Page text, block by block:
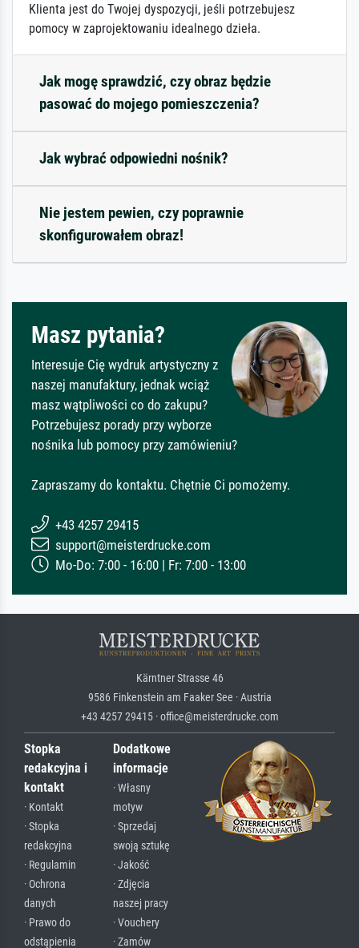
Klienta jest do Twojej dyspozycji, jeśli potrzebujesz
pomocy w zaprojektowaniu idealnego dzieła.
Jak mogę sprawdzić, czy obraz będzie
pasować do mojego pomieszczenia?
Jak wybrać odpowiedni nośnik?
Nie jestem pewien, czy poprawnie
skonfigurowałem obraz!
Masz pytania?
Interesuje Cię wydruk artystyczny z
naszej manufaktury, jednak wciąż
masz wątpliwości co do zakupu?
Potrzebujesz porady przy wyborze
nośnika lub pomocy przy zamówieniu?
Zapraszamy do kontaktu. Chętnie Ci pomożemy.
+43 4257 29415
support@meisterdrucke.com
Mo-Do: 7:00 - 16:00 | Fr: 7:00 - 13:00
Kärntner Strasse 46
9586 Finkenstein am Faaker See · Austria
+43 4257 29415 · office@meisterdrucke.com
Stopka
redakcyjna i
kontakt
· Kontakt
· Stopka
redakcyjna
· Regulamin
· Ochrona
danych
· Prawo do
odstąpienia
Dodatkowe
informacje
· Własny
motyw
· Sprzedaj
swoją sztukę
· Jakość
· Zdjęcia
naszej pracy
· Vouchery
· Zamów